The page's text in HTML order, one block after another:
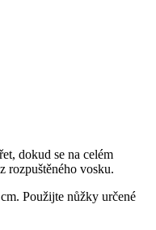
dokud se na celém
rozpuštěného vosku.
Použijte nůžky určené